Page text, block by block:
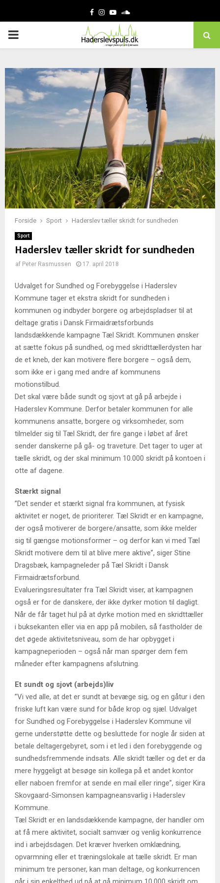
Facebook
Instagram
YoutubeSoundcloud
PRIMARY
Forside Sport Haderslev tæller skridt for sundheden
Sport
Haderslev tæller skridt for sundheden
af Peter Rasmussen 17. april 2018
Udvalget for Sundhed og Forebyggelse i Haderslev
Kommune tager et ekstra skridt for sundheden i
kommunen og indbyder borgere og arbejdspladser til at
deltage gratis i Dansk Firmaidrætsforbunds
landsdækkende kampagne Tæl Skridt. Kommunen ønsker
at sætte fokus på sundhed, og med skridttællerdysten har
de et kneb, der kan motivere flere borgere – også dem,
som ikke er i gang med andre af kommunens
motionstilbud.
Det skal være både sundt og sjovt at gå på arbejde i
Haderslev Kommune. Derfor betaler kommunen for alle
kommunens ansatte, borgere og virksomheder, som
tilmelder sig til Tæl Skridt, der fire gange i løbet af året
sender danskerne på gå- og traveture. Det tager to uger at
tælle skridt, og der skal minimum 10.000 skridt på kontoen i
otte af dagene.
Stærkt signal
”Det sender et stærkt signal fra kommunen, at fysisk
aktivitet er noget, de prioriterer. Tæl Skridt er en kampagne,
der også motiverer de borgere/ansatte, som ikke melder
sig til gængse motionsformer – og derfor kan vi med Tæl
Skridt motivere dem til at blive mere aktive”, siger Stine
Dragsbæk, kampagneleder på Tæl Skridt i Dansk
Firmaidrætsforbund.
Evalueringsresultater fra Tæl Skridt viser, at kampagnen
også er for de danskere, der ikke dyrker motion til dagligt.
Når de får taget hul på at dyrke motion med en skridttæller
i buksekanten eller via en app på mobilen, så fastholder de
det øgede aktivitetsniveau, som de har opbygget i
kampagneperioden – også når man spørger dem fem
måneder efter kampagnens afslutning.
Et sundt og sjovt (arbejds)liv
”Vi ved alle, at det er sundt at bevæge sig, og en gåtur i den
friske luft kan være sund for både krop og sjæl. Udvalget
for Sundhed og Forebyggelse i Haderslev Kommune vil
gerne understøtte dette og besluttede for nogle år siden at
betale deltagergebyret, som i et led i den forebyggende og
sundhedsfremmende indsats. Alle skridt tæller og det er da
mere hyggeligt at besøge sin kollega på et andet kontor
eller naboen fremfor at sende en mail eller ringe”, siger Kira
Skovgaard-Simonsen kampagneansvarlig i Haderslev
Kommune.
Tæl Skridt er en landsdækkende kampagne, der handler om
at få mere aktivitet, socialt samvær og venlig konkurrence
ind i arbejdsdagen. Det kræver hverken omklædning,
opvarmning eller et træningslokale at tælle skridt. Er man
minimum tre personer, kan man deltage, og konkurrencen